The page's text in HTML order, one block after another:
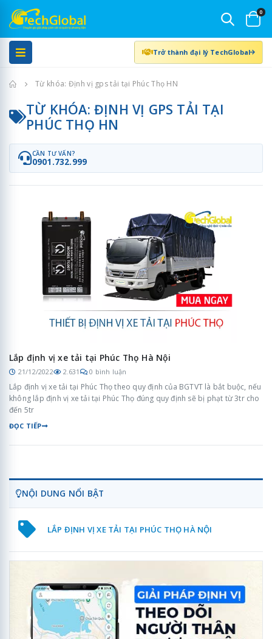
0
Trở thành đại lý TechGlobal
Trang chủTừ khóa: Định vị gps tải tại Phúc Thọ HN
TỪ KHÓA: ĐỊNH VỊ GPS TẢI TẠI
PHÚC THỌ HN
CẦN TƯ VẤN?
0901.732.999
Lắp định vị xe tải tại Phúc Thọ Hà Nội
21/12/2022 2.631 0 bình luận
Lắp định vị xe tải tại Phúc Thọ theo quy định của BGTVT là bắt buộc, nếu
không lắp định vị xe tải tại Phúc Thọ đúng quy định sẽ bị phạt từ 3tr cho
đến 5tr
ĐỌC TIẾP
NỘI DUNG NỔI BẬT
LẮP ĐỊNH VỊ XE TẢI TẠI PHÚC THỌ HÀ NỘI